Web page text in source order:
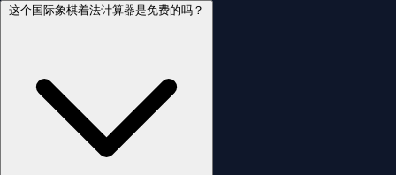
这个国际象棋着法计算器是免费的吗？